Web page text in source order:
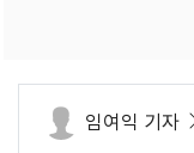
임여익 기자